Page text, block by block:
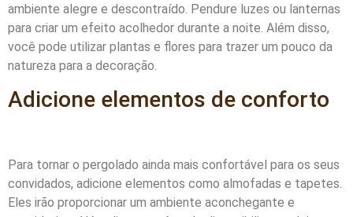
ambiente alegre e descontraído. Pendure luzes ou lanternas
para criar um efeito acolhedor durante a noite. Além disso,
você pode utilizar plantas e flores para trazer um pouco da
natureza para a decoração.
Adicione elementos de conforto
Para tornar o pergolado ainda mais confortável para os seus
convidados, adicione elementos como almofadas e tapetes.
Eles irão proporcionar um ambiente aconchegante e